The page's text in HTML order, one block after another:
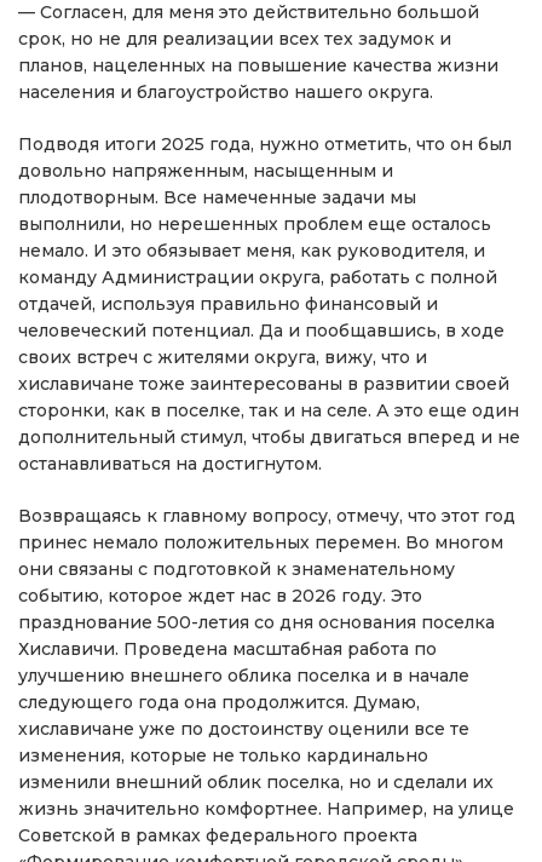
— Согласен, для меня это действительно большой
срок, но не для реализации всех тех задумок и
планов, нацеленных на повышение качества жизни
населения и благоустройство нашего округа.
Подводя итоги 2025 года, нужно отметить, что он был
довольно напряженным, насыщенным и
плодотворным. Все намеченные задачи мы
выполнили, но нерешенных проблем еще осталось
немало. И это обязывает меня, как руководителя, и
команду Администрации округа, работать с полной
отдачей, используя правильно финансовый и
человеческий потенциал. Да и пообщавшись, в ходе
своих встреч с жителями округа, вижу, что и
хиславичане тоже заинтересованы в развитии своей
сторонки, как в поселке, так и на селе. А это еще один
дополнительный стимул, чтобы двигаться вперед и не
останавливаться на достигнутом.
Возвращаясь к главному вопросу, отмечу, что этот год
принес немало положительных перемен. Во многом
они связаны с подготовкой к знаменательному
событию, которое ждет нас в 2026 году. Это
празднование 500-летия со дня основания поселка
Хиславичи. Проведена масштабная работа по
улучшению внешнего облика поселка и в начале
следующего года она продолжится. Думаю,
хиславичане уже по достоинству оценили все те
изменения, которые не только кардинально
изменили внешний облик поселка, но и сделали их
жизнь значительно комфортнее. Например, на улице
Советской в рамках федерального проекта